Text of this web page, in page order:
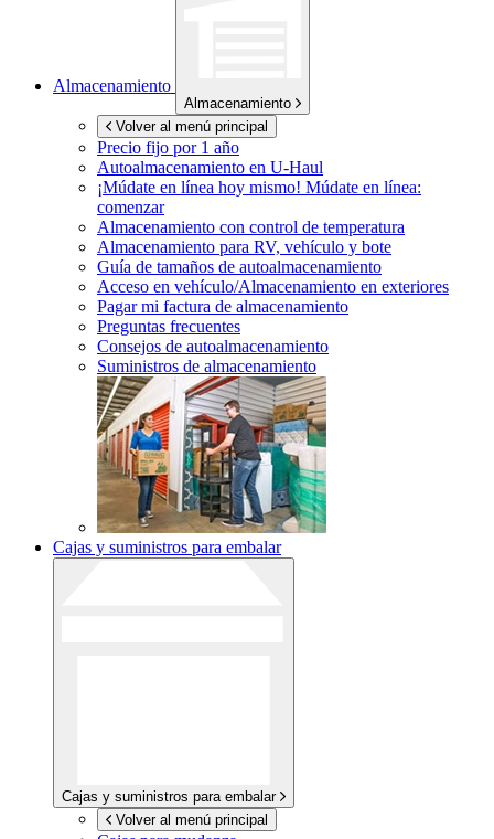
Almacenamiento
Almacenamiento
Volver al menú principal
Precio fijo por 1 año
Autoalmacenamiento en U-Haul
¡Múdate en línea hoy mismo! Múdate en línea:
comenzar
Almacenamiento con control de temperatura
Almacenamiento para RV, vehículo y bote
Guía de tamaños de autoalmacenamiento
Acceso en vehículo/Almacenamiento en exteriores
Pagar mi factura de almacenamiento
Preguntas frecuentes
Consejos de autoalmacenamiento
Suministros de almacenamiento
Cajas y suministros para embalar
Cajas y suministros para embalar
Volver al menú principal